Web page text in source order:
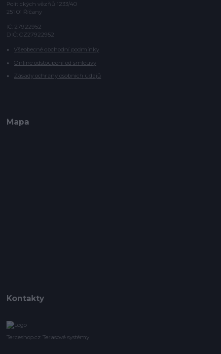
Politických vězňů 1233/40
251 01 Říčany
IČ: 27922952
DIČ: CZ27922952
Všeobecné obchodní podmínky
Online odstoupení od smlouvy
Zásady ochrany osobních údajů
Mapa
Kontakty
Terceshop.cz Terasové systémy